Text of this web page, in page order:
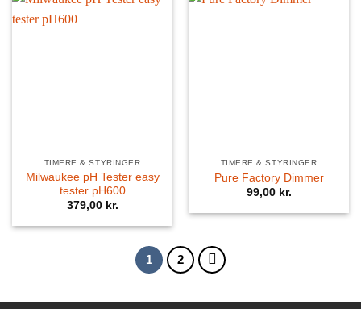
TIMERE & STYRINGER
Milwaukee pH Tester easy
tester pH600
379,00 kr.
TIMERE & STYRINGER
Pure Factory Dimmer
99,00 kr.
1 2